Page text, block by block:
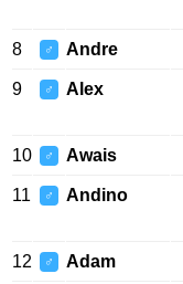
8 ♂ Andre
9 ♂ Alex
10 ♂ Awais
11 ♂ Andino
12 ♂ Adam